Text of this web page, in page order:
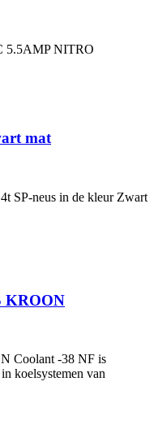
5.5AMP NITRO
mat
SP-neus in de kleur Zwart
KROON
Coolant -38 NF is
koelsystemen van